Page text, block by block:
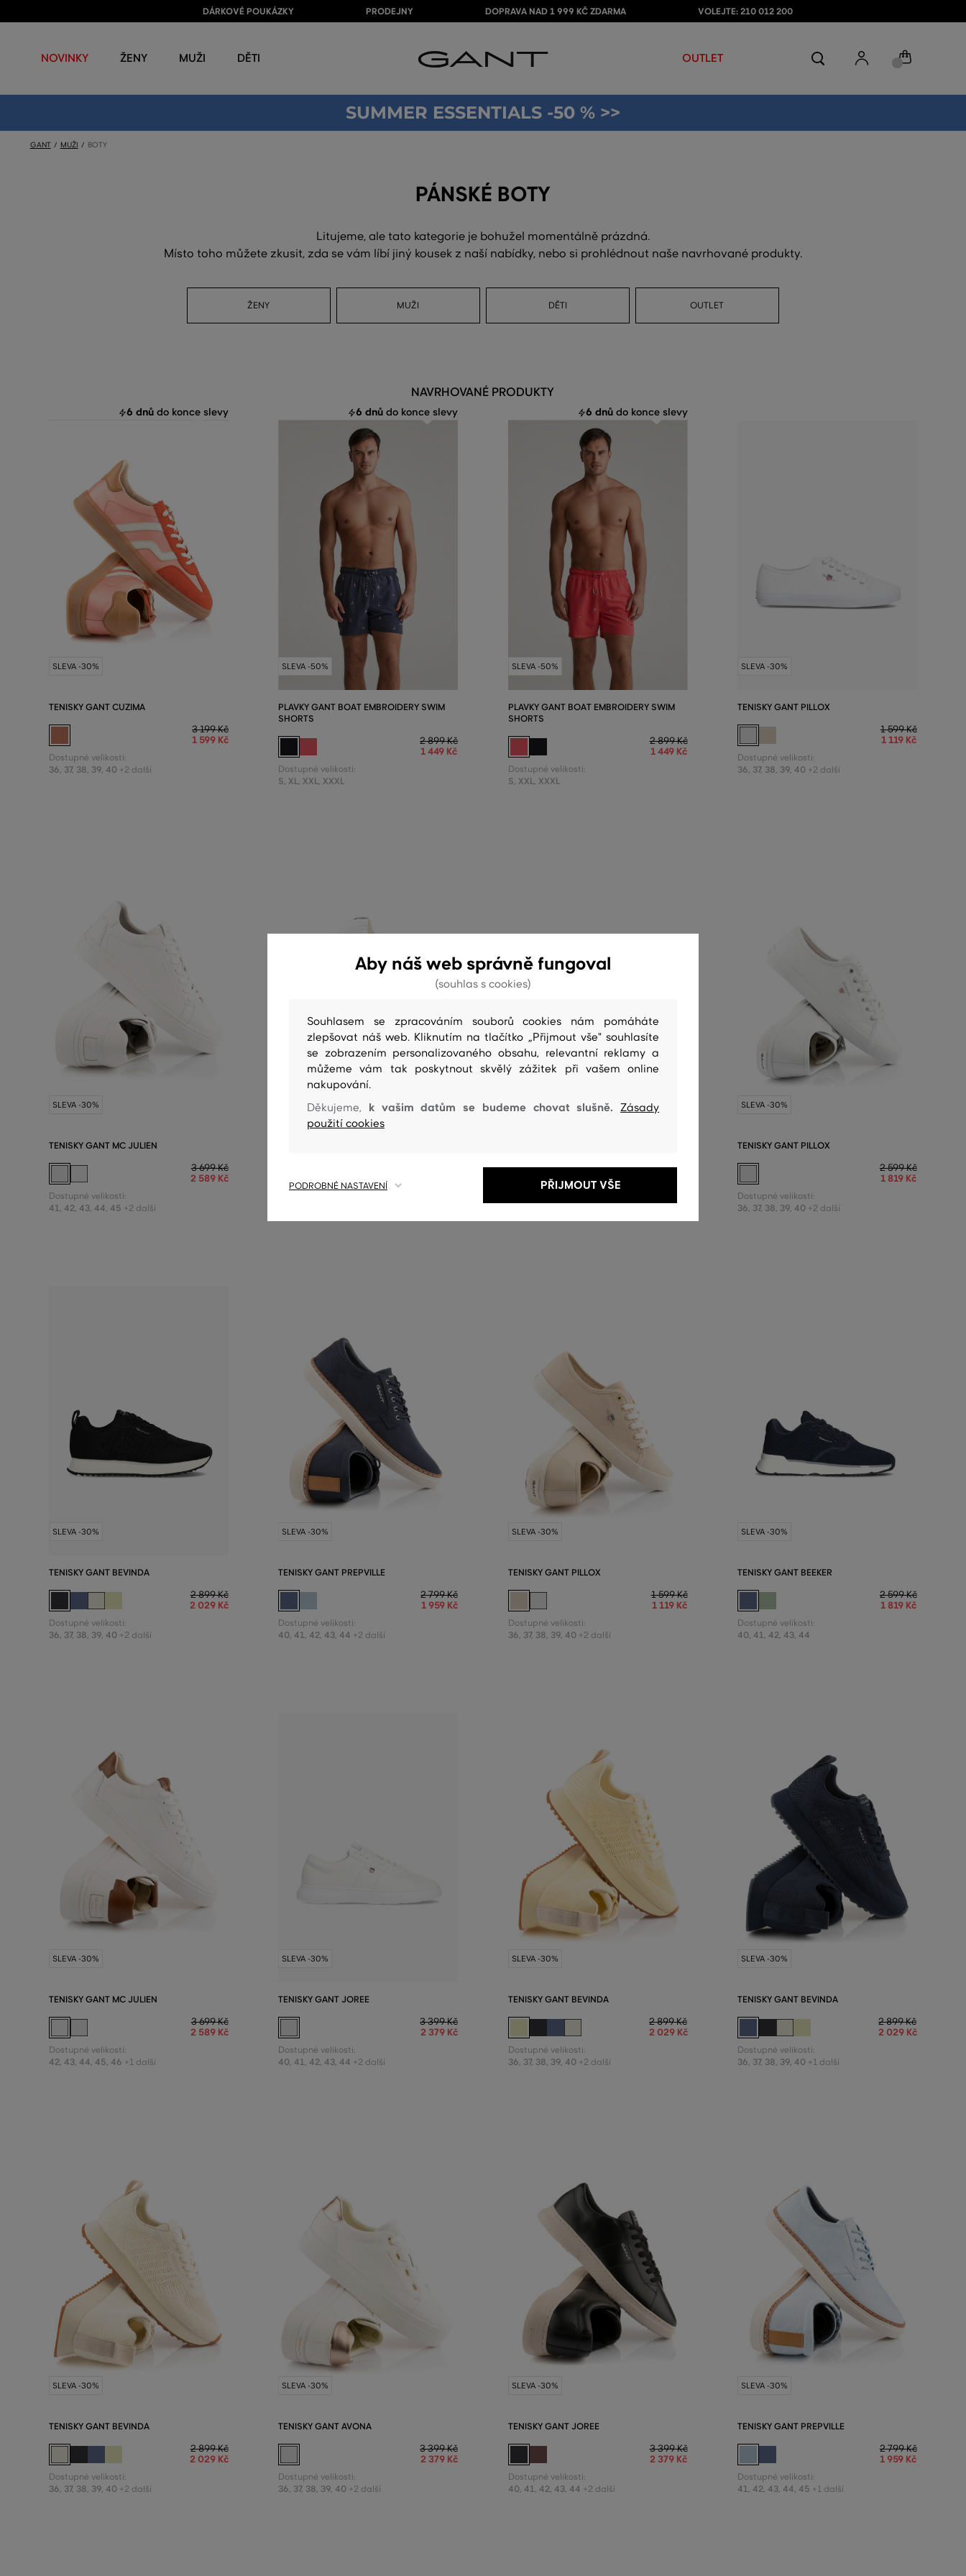
DÁRKOVÉ POUKÁZKY PRODEJNY DOPRAVA NAD 1 999 KČ ZDARMA VOLEJTE: 210 012 200
NOVINKY ŽENY MUŽI DĚTI OUTLET
SUMMER ESSENTIALS -50 % >>
GANT MUŽI BOTY
PÁNSKÉ BOTY
Litujeme, ale tato kategorie je bohužel momentálně prázdná.
Místo toho můžete zkusit, zda se vám líbí jiný kousek z naší nabídky, nebo si prohlédnout naše navrhované produkty.
ŽENY MUŽI DĚTI OUTLET
NAVRHOVANÉ PRODUKTY
6 dnů do konce slevy
SLEVA -30%
TENISKY GANT CUZIMA
3 199 Kč
1 599 Kč
Dostupné velikosti:
36, 37, 38, 39, 40 +2 další
6 dnů do konce slevy
SLEVA -50%
PLAVKY GANT BOAT EMBROIDERY SWIM
SHORTS
2 899 Kč
1 449 Kč
Dostupné velikosti:
S, XL, XXL, XXXL
6 dnůdo konce slevy
SLEVA -50%
PLAVKY GANT BOAT EMBROIDERY SWIM
SHORTS
2 899 Kč
1 449 Kč
Dostupné velikosti:
S, XXL, XXXL
SLEVA -30%
TENISKY GANT PILLOX
1 599 Kč
1 119 Kč
Dostupné velikosti:
36, 37, 38, 39, 40 +2 další
SLEVA -30%
TENISKY GANT MC JULIEN
3 699 Kč
2 589 Kč
Dostupné velikosti:
41, 42, 43, 44, 45 +2 další
SLEVA -30% SLEVA -30%
2 799 Kč
SLEVA -30%
TENISKY GANT PILLOX
2 599 Kč
1 819 Kč
Dostupné velikosti:
36, 37, 38, 39, 40 +2 další
SLEVA -30%
TENISKY GANT BEVINDA
2 899 Kč
2 029 Kč
Dostupné velikosti:
36, 37, 38, 39, 40 +2 další
SLEVA -30%
TENISKY GANT PREPVILLE
2 799 Kč
1 959 Kč
Dostupné velikosti:
40, 41, 42, 43, 44 +2 další
SLEVA -30%
TENISKY GANT PILLOX
1 599 Kč
1 119 Kč
Dostupné velikosti:
36, 37, 38, 39, 40 +2 další
SLEVA -30%
TENISKY GANT BEEKER
2 599 Kč
1 819 Kč
Dostupné velikosti:
40, 41, 42, 43, 44
SLEVA -30%
TENISKY GANT MC JULIEN
3 699 Kč
2 589 Kč
Dostupné velikosti:
42, 43, 44, 45, 46 +1 další
SLEVA -30%
TENISKY GANT JOREE
3 399 Kč
2 379 Kč
Dostupné velikosti:
40, 41, 42, 43, 44 +2 další
SLEVA -30%
TENISKY GANT BEVINDA
2 899 Kč
2 029 Kč
Dostupné velikosti:
36, 37, 38, 39, 40 +2 další
SLEVA -30%
TENISKY GANT BEVINDA
2 899 Kč
2 029 Kč
Dostupné velikosti:
36, 37, 38, 39, 40 +1 další
SLEVA -30%
TENISKY GANT BEVINDA
2 899 Kč
2 029 Kč
Dostupné velikosti:
36, 37, 38, 39, 40 +2 další
SLEVA -30%
TENISKY GANT AVONA
3 399 Kč
2 379 Kč
Dostupné velikosti:
36, 37, 38, 39, 40 +2 další
SLEVA -30%
TENISKY GANT JOREE
3 399 Kč
2 379 Kč
Dostupné velikosti:
40, 41, 42, 43, 44 +2 další
SLEVA -30%
TENISKY GANT PREPVILLE
2 799 Kč
1 959 Kč
Dostupné velikosti:
41, 42, 43, 44, 45 +1 další
Aby náš web správně fungoval
(souhlas s cookies)
Souhlasem se zpracováním souborů cookies nám pomáháte
zlepšovat náš web. Kliknutím na tlačítko „Přijmout vše" souhlasíte
se zobrazením personalizovaného obsahu, relevantní reklamy a
můžeme vám tak poskytnout skvělý zážitek při vašem online
nakupování.
Děkujeme, k vašim datům se budeme chovat slušně. Zásady
použití cookies
PODROBNÉ NASTAVENÍ PŘIJMOUT VŠE